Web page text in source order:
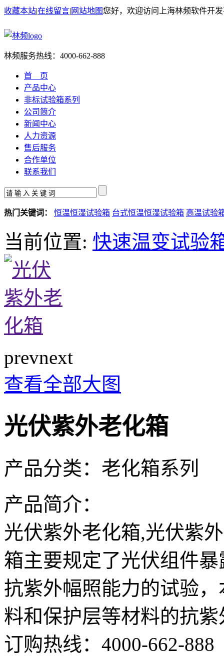
收藏本站|在线留言| 网站地图您好，欢迎访问上海林频软件开
林频服务热线： 4000-662-888
首 页
产品中心
非标试验箱系列
公司简介
新闻中心
人力资源
售后服务
合作单位
联系我们
热门关键词： 恒温恒湿试验箱 台式恒温恒湿试验箱 高温试验
当前位置: 快速温变试验
prevnext
查看全部大图
光伏紫外老化箱
产品分类： 老化箱系列
产品简介：
光伏紫外老化箱,光伏紫
箱主要规定了光伏组件
抗紫外幅照能力的试验
料和保护层等材料的抗
订购热线： 4000-662-888